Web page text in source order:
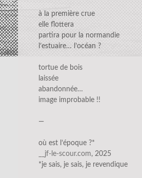
à la première crue
elle flottera
partira pour la normandie
l’estuaire… l’océan ?
tortue de bois
laissée
abandonnée…
image improbable !!
—
où est l’époque ?*
__jf-le-scour.com, 2025
*je sais, je sais, je revendique